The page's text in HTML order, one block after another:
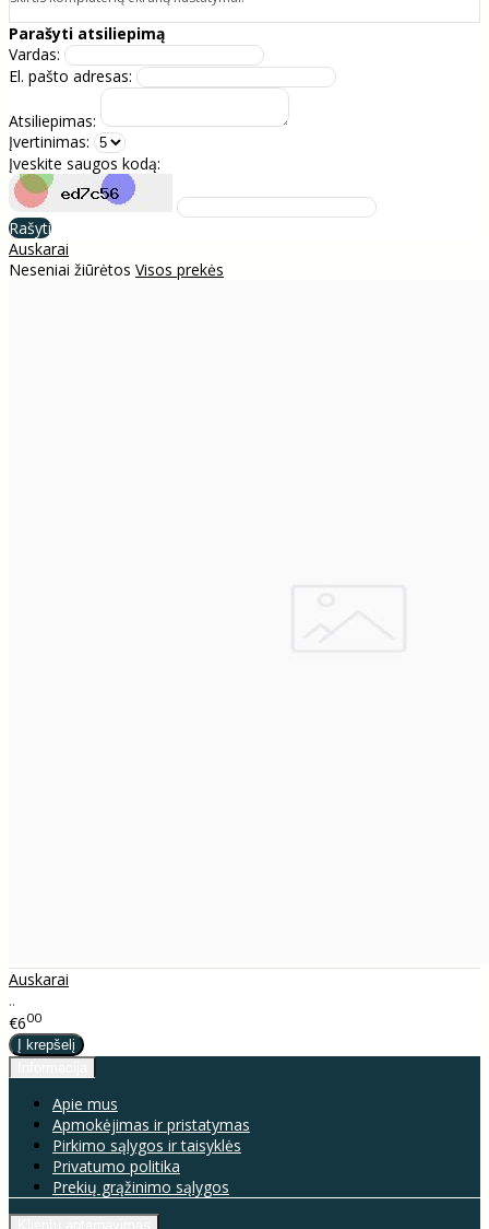
Parašyti atsiliepimą
Vardas:
El. pašto adresas:
Atsiliepimas:
Įvertinimas:
Įveskite saugos kodą:
Rašyti
Auskarai
Neseniai žiūrėtos Visos prekės
Auskarai
..
€600
Apie mus
Apmokėjimas ir pristatymas
Pirkimo sąlygos ir taisyklės
Privatumo politika
Prekių grąžinimo sąlygos